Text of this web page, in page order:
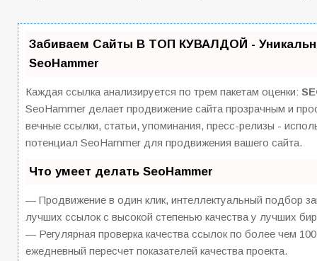
Забиваем Сайты В ТОП КУВАЛДОЙ -
SeoHammer
Каждая ссылка анализируется по трем пакетам оценки:
SeoHammer делает продвижение сайта прозрачным и
вечные ссылки, статьи, упоминания, пресс-релизы -
потенциал SeoHammer для продвижения вашего сайта.
Что умеет делать SeoHammer
— Продвижение в один клик, интеллектуальный подбор
лучших ссылок с высокой степенью качества у лучших
— Регулярная проверка качества ссылок по более чем
ежедневный пересчет показателей качества проекта.